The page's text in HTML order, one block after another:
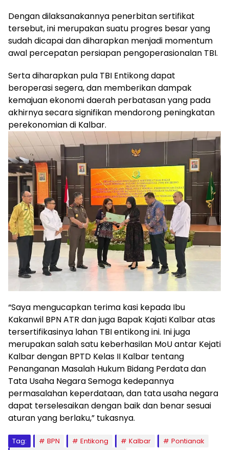
Dengan dilaksanakannya penerbitan sertifikat
tersebut, ini merupakan suatu progres besar yang
sudah dicapai dan diharapkan menjadi momentum
awal percepatan persiapan pengoperasionalan TBI.
Serta diharapkan pula TBI Entikong dapat
beroperasi segera, dan memberikan dampak
kemajuan ekonomi daerah perbatasan yang pada
akhirnya secara signifikan mendorong peningkatan
perekonomian di Kalbar.
“Saya mengucapkan terima kasi kepada Ibu
Kakanwil BPN ATR dan juga Bapak Kajati Kalbar atas
tersertifikasinya lahan TBI entikong ini. Ini juga
merupakan salah satu keberhasilan MoU antar Kejati
Kalbar dengan BPTD Kelas II Kalbar tentang
Penanganan Masalah Hukum Bidang Perdata dan
Tata Usaha Negara Semoga kedepannya
permasalahan keperdataan, dan tata usaha negara
dapat terselesaikan dengan baik dan benar sesuai
aturan yang berlaku,” tukasnya.
Tag: BPN Entikong Kalbar
Pontianak